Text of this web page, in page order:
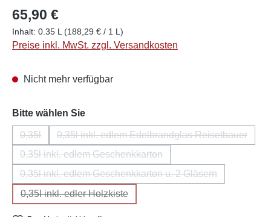
65,90 €
Inhalt: 0.35 L (188,29 € / 1 L)
Preise inkl. MwSt. zzgl. Versandkosten
Nicht mehr verfügbar
Bitte wählen Sieauswählen
0,35l
(Diese Option ist zurzeit nicht verfügbar.)
0,35l inkl. edlem Edelbrandglas Reisetbauer
(Diese Option ist zurzeit nicht
0,35l inkl. edlem Geschenkkarton
(Diese Option ist zurzeit nicht verfügbar.)
0,35l inkl. edlem Geschenkkarton u. 2 Gläsern
(Diese Option ist zurzeit nicht
0,35l inkl. edler Holzkiste
(Diese Option ist zurzeit nicht verfügbar.)